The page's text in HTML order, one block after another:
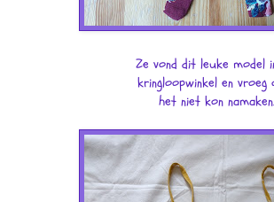
Ze vond dit leuke model
kringloopwinkel en
het niet kon namaken.